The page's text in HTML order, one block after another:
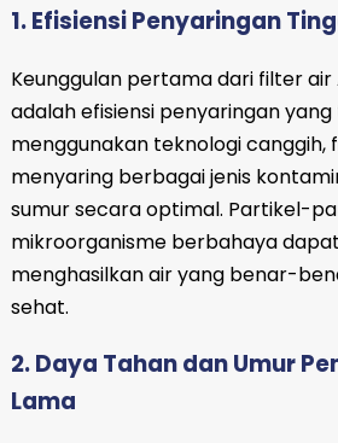
1. Efisiensi Penyaringan
Keunggulan pertama dari filter
adalah efisiensi penyaringan yang
menggunakan teknologi canggih,
menyaring berbagai jenis
sumur secara optimal. Partikel-
mikroorganisme berbahaya
menghasilkan air yang benar-
sehat.
2. Daya Tahan dan Umur
Lama